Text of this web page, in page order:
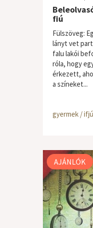
fiú
Fülszöveg:
lányt vet
falu lakói
róla, hogy
érkezett,
a színeket...
gyermek /
AJÁNLÓK